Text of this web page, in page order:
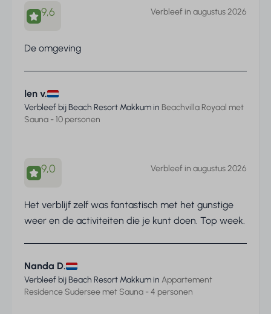
9,6 Verbleef in augustus 2026
De omgeving
Ien v.
Verbleef bij Beach Resort Makkum in Beachvilla Royaal met
Sauna - 10 personen
9,0 Verbleef in augustus 2026
Het verblijf zelf was fantastisch met het gunstige
weer en de activiteiten die je kunt doen. Top week.
Nanda D.
Verbleef bij Beach Resort Makkum in Appartement
Residence Sudersee met Sauna - 4 personen